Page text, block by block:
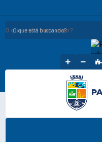
O que está buscando?